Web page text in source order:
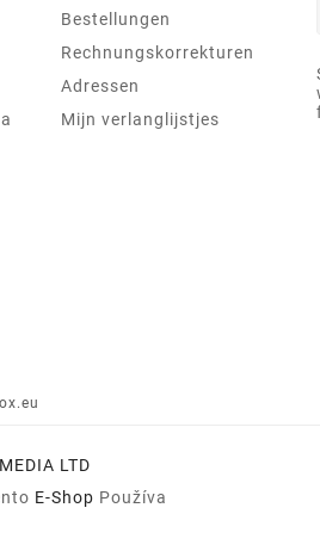
Bestellungen
Rechnungskorrekturen
Adressen
Mijn verlanglijstjes
LTD
E-Shop Používa